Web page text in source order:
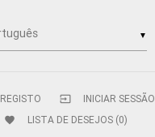
▼
REGISTO INICIAR SESSÃO
input
favorite
LISTA DE DESEJOS (0)